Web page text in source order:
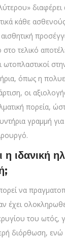
διαφέρει
κάθε
αισθητική
στο τελικό
ωτοπλαστικοί
όπως η
οι
πορεία,
γραμμή
η ιδανική
να
έχει
του ωτός,
διόρθωση, ενώ